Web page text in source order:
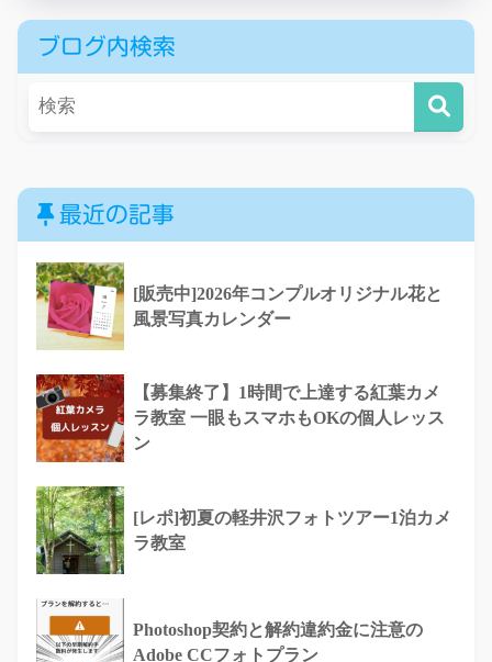
ブログ内検索
最近の記事
[販売中]2026年コンプルオリジナル花と
風景写真カレンダー
【募集終了】1時間で上達する紅葉カメ
ラ教室 一眼もスマホもOKの個人レッス
ン
[レポ]初夏の軽井沢フォトツアー1泊カメ
ラ教室
Photoshop契約と解約違約金に注意の
Adobe CCフォトプラン